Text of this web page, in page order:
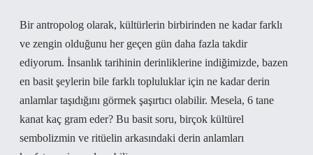
Bir antropolog olarak, kültürlerin birbirinden ne kadar farklı
ve zengin olduğunu her geçen gün daha fazla takdir
ediyorum. İnsanlık tarihinin derinliklerine indiğimizde, bazen
en basit şeylerin bile farklı topluluklar için ne kadar derin
anlamlar taşıdığını görmek şaşırtıcı olabilir. Mesela, 6 tane
kanat kaç gram eder? Bu basit soru, birçok kültürel
sembolizmin ve ritüelin arkasındaki derin anlamları